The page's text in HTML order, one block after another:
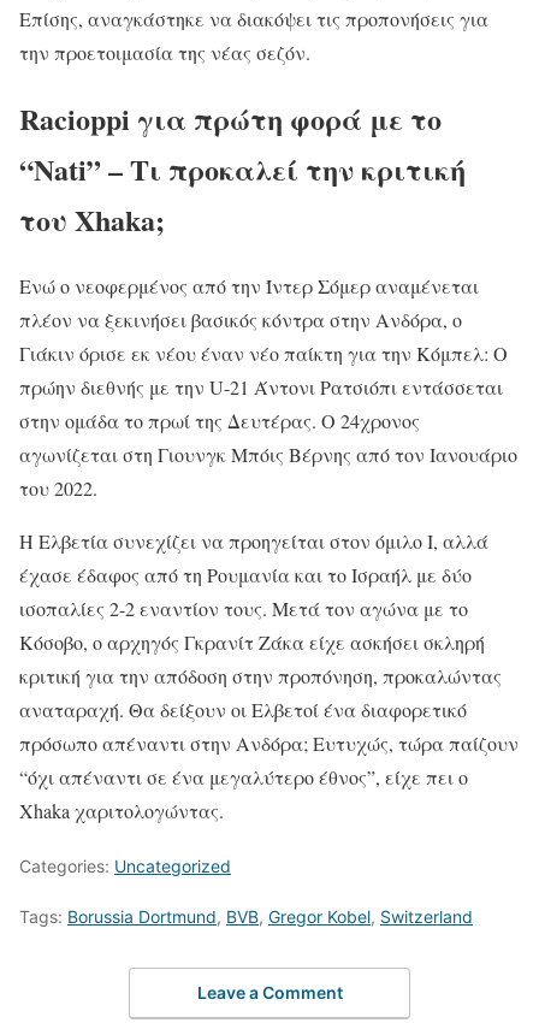
Επίσης, αναγκάστηκε να διακόψει τις προπονήσεις για
την προετοιμασία της νέας σεζόν.
Racioppi για πρώτη φορά με το
“Nati” – Τι προκαλεί την κριτική
του Xhaka;
Ενώ ο νεοφερμένος από την Ίντερ Σόμερ αναμένεται
πλέον να ξεκινήσει βασικός κόντρα στην Ανδόρα, ο
Γιάκιν όρισε εκ νέου έναν νέο παίκτη για την Κόμπελ: Ο
πρώην διεθνής με την U-21 Άντονι Ρατσιόπι εντάσσεται
στην ομάδα το πρωί της Δευτέρας. Ο 24χρονος
αγωνίζεται στη Γιουνγκ Μπόις Βέρνης από τον Ιανουάριο
του 2022.
Η Ελβετία συνεχίζει να προηγείται στον όμιλο Ι, αλλά
έχασε έδαφος από τη Ρουμανία και το Ισραήλ με δύο
ισοπαλίες 2-2 εναντίον τους. Μετά τον αγώνα με το
Κόσοβο, ο αρχηγός Γκρανίτ Ζάκα είχε ασκήσει σκληρή
κριτική για την απόδοση στην προπόνηση, προκαλώντας
αναταραχή. Θα δείξουν οι Ελβετοί ένα διαφορετικό
πρόσωπο απέναντι στην Ανδόρα; Ευτυχώς, τώρα παίζουν
“όχι απέναντι σε ένα μεγαλύτερο έθνος”, είχε πει ο
Xhaka χαριτολογώντας.
Categories: Uncategorized
Tags: Borussia Dortmund, BVB, Gregor Kobel, Switzerland
Leave a Comment